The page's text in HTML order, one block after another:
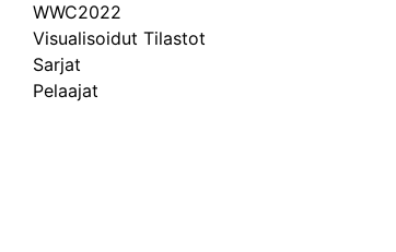
WWC2022
Visualisoidut Tilastot
Sarjat
Pelaajat